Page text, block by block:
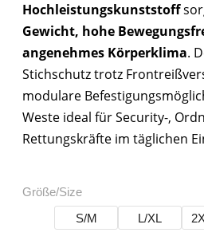
Hochleistungskunststoff
Gewicht, hohe
angenehmes Körperklima.
Stichschutz trotz
modulare
Weste ideal für Security-,
Rettungskräfte im täglichen
Größe/Size
S/M
L/XL